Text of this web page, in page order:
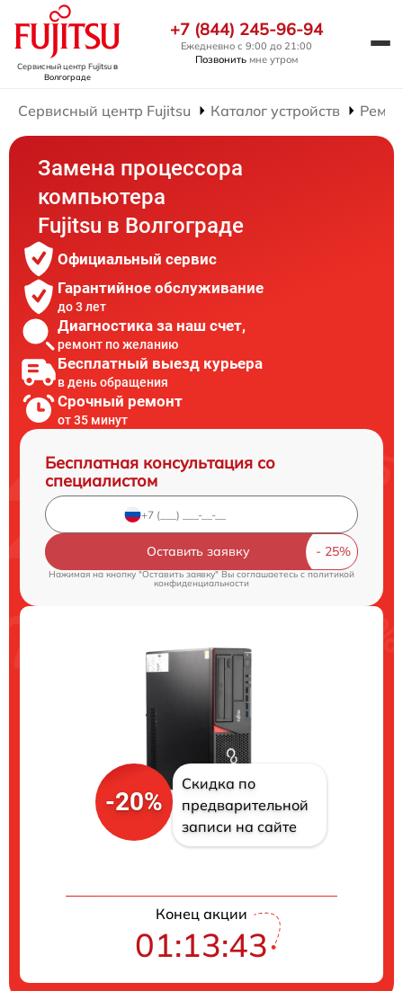
Сервисный центр Fujitsuв
Волгограде
+7 (844) 245-96-94
Ежедневно с 9:00 до 21:00
Позвонить мне утром
Сервисный центр Fujitsu Каталог устройств
Замена процессора
компьютера
Fujitsu в Волгограде
Официальный сервис
Гарантийное обслуживание
до 3 лет
Диагностика за наш счет,
ремонт по желанию
Бесплатный выезд курьера
в день обращения
Срочный ремонт
от 35 минут
Бесплатная консультация со
специалистом
Оставить заявку
Нажимая на кнопку "Оставить заявку" Вы соглашаетесь cполитикой
конфиденциальности
-20%
Скидка по
предварительной
записи на сайте
Конец акции
01:13:42